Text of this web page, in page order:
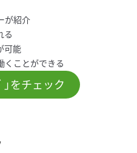
が紹介
る
可能
くことができる
」をチェック